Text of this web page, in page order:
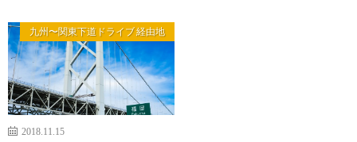
九州〜関東下道ドライブ 経由地
2018.11.15